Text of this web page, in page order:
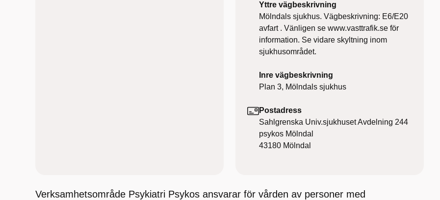
Yttre vägbeskrivning
Mölndals sjukhus. Vägbeskrivning: E6/E20
avfart . Vänligen se www.vasttrafik.se för
information. Se vidare skyltning inom
sjukhusområdet.
Inre vägbeskrivning
Plan 3, Mölndals sjukhus
Postadress
Sahlgrenska Univ.sjukhuset Avdelning 244
psykos Mölndal
43180 Mölndal
Verksamhetsområde Psykiatri Psykos ansvarar för vården av personer med